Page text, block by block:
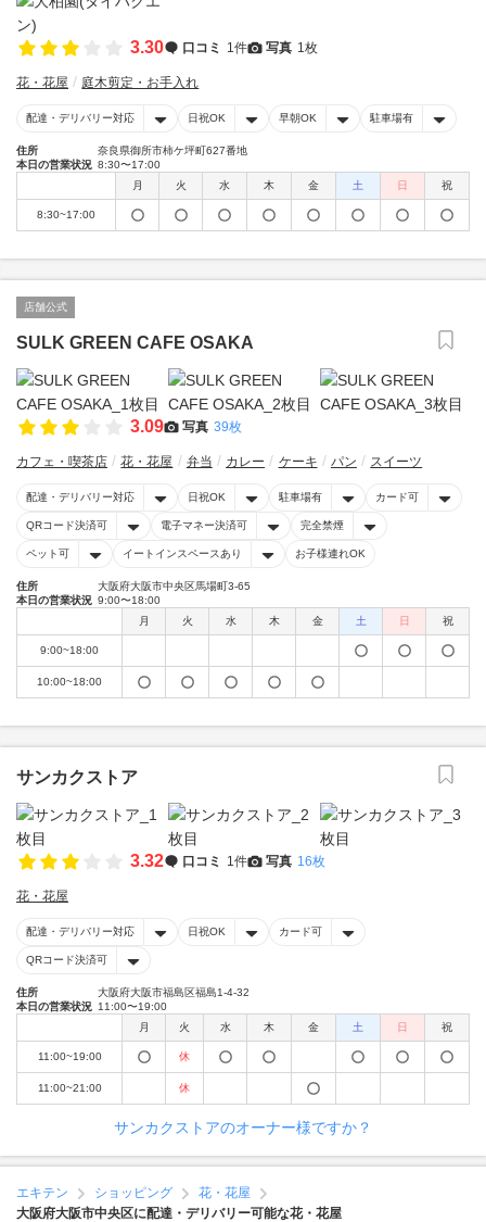
3.30 口コミ 1件 写真 1枚
花・花屋 庭木剪定・お手入れ
配達・デリバリー対応 日祝OK 早朝OK 駐車場有
住所
奈良県御所市柿ケ坪町627番地
本日の営業状況 8:30〜17:00
月
火 水 木 金 土 日 祝
8:30~17:00
店舗公式
SULK GREEN CAFE OSAKA
3.09 写真 39枚
カフェ・喫茶店 花・花屋 弁当 カレー ケーキ パン スイーツ
配達・デリバリー対応 日祝OK 駐車場有 カード可
QRコード決済可 電子マネー決済可 完全禁煙
ペット可 イートインスペースあり お子様連れOK
住所
大阪府大阪市中央区馬場町3-65
本日の営業状況 9:00〜18:00
月
火 水 木 金 土 日 祝
9:00~18:00
10:00~18:00
サンカクストア
3.32 口コミ 1件 写真 16枚
花・花屋
配達・デリバリー対応 日祝OK カード可
QRコード決済可
住所
大阪府大阪市福島区福島1-4-32
本日の営業状況 11:00〜19:00
月
火 水 木 金 土 日 祝
11:00~19:00 休
11:00~21:00 休
サンカクストアのオーナー様ですか？
エキテン ショッピング
花・花屋
大阪府大阪市中央区に配達・デリバリー可能な花・花屋